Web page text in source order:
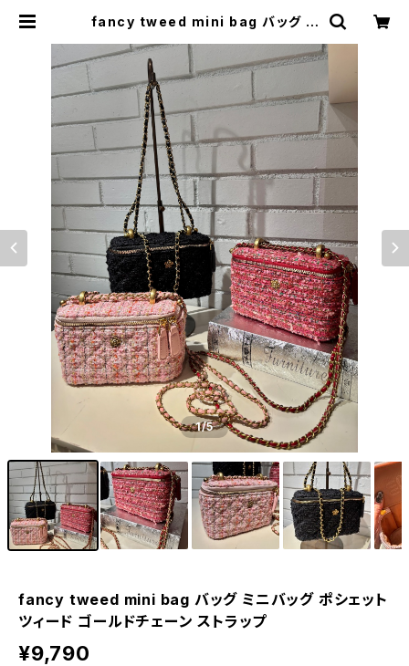
fancy tweed mini bag バッグ ミ
ドチェーン ストラップ | LOOSEHOU
SE
1/5
fancy tweed mini bag バッグ ミニバッグ ポシェット
ツィード ゴールドチェーン ストラップ
¥9,790